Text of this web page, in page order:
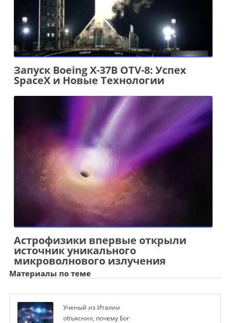
Запуск Boeing X-37B OTV-8: Успех
SpaceX и Новые Технологии
Астрофизики впервые открыли
источник уникального
микроволнового излучения
Материалы по теме
Ученый из Италии
объяснил, почему Бог